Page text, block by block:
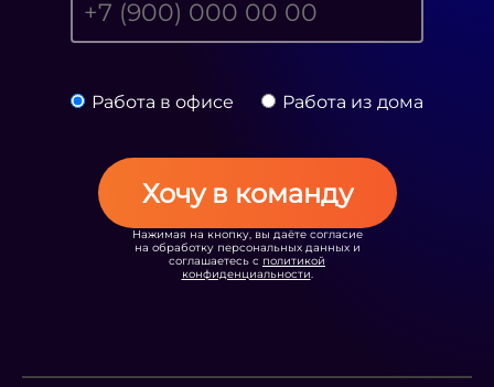
Работа в офисе Работа из дома
Хочу в команду
Нажимая на кнопку, вы даёте согласие
на обработку персональных данных и
соглашаетесь с политикой
конфиденциальности.